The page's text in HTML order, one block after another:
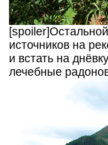
источников на
и встать на
лечебные